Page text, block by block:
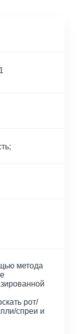
метода
рот/
спреи и